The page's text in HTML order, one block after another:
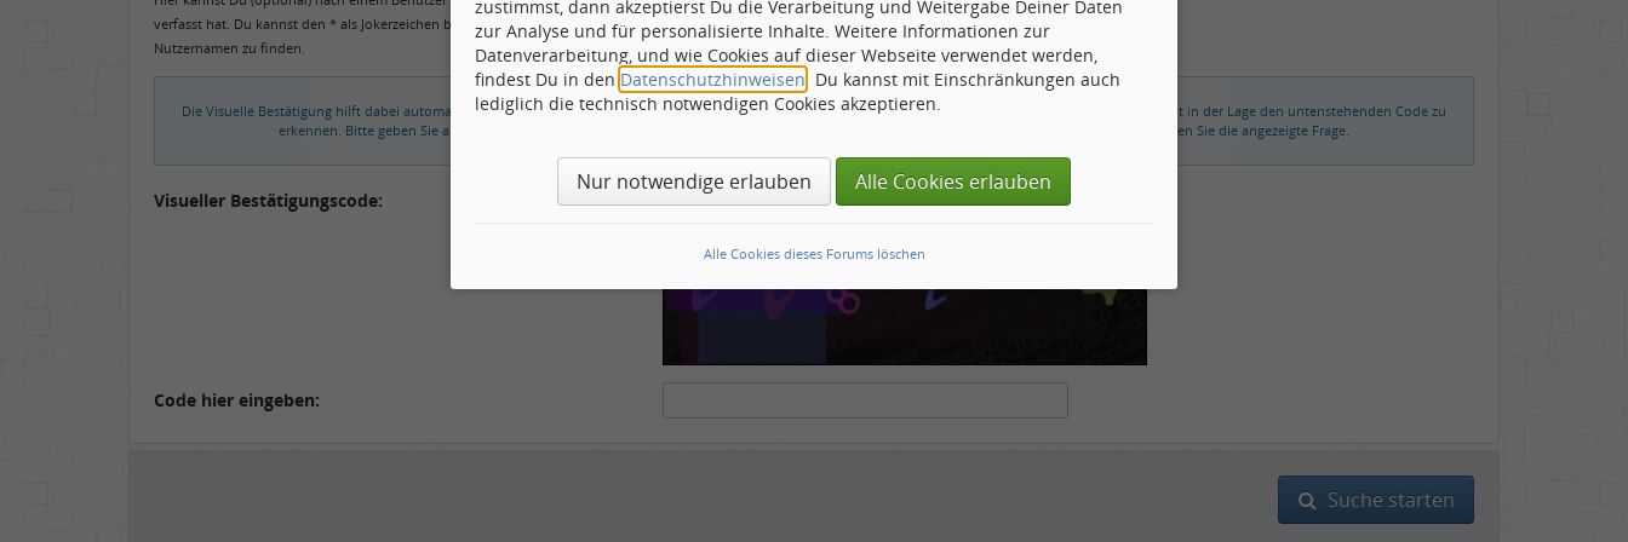
verfasst hat. Du kannst den * als Jokerzeichen benutzen, um ähnliche
Nutzernamen zu finden.
Die Visuelle Bestätigung hilft dabei automatische Spambots und Scripte von den Diensten dieses Forums abzuhalten. Derartige Scripte sind normalerweise nicht in der Lage den untenstehenden Code zu
erkennen. Bitte geben Sie also in das untenstehende Feld die Buchstaben und Zahlen ein, die Sie in dem Bild erkennen können oder beantworten Sie die angezeigte Frage.
Visueller Bestätigungscode:
Code hier eingeben:
Suche starten
zustimmst, dann akzeptierst Du die Verarbeitung und Weitergabe Deiner Daten
zur Analyse und für personalisierte Inhalte. Weitere Informationen zur
Datenverarbeitung, und wie Cookies auf dieser Webseite verwendet werden,
findest Du in den Datenschutzhinweisen . Du kannst mit Einschränkungen auch
lediglich die technisch notwendigen Cookies akzeptieren.
Nur notwendige erlauben Alle Cookies erlauben
Alle Cookies dieses Forums löschen